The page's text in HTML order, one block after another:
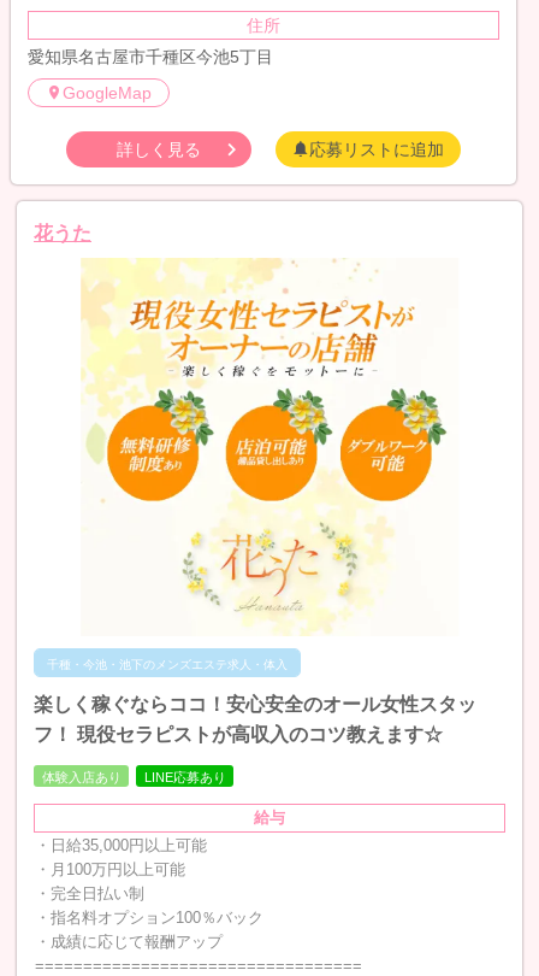
住所
愛知県名古屋市千種区今池5丁目
GoogleMap
詳しく見る 応募リストに追加
花うた
千種・今池・池下のメンズエステ求人・体入
楽しく稼ぐならココ！安心安全のオール女性スタッ
フ！ 現役セラピストが高収入のコツ教えます☆
体験入店あり LINE応募あり
給与
・日給35,000円以上可能
・月100万円以上可能
・完全日払い制
・指名料オプション100％バック
・成績に応じて報酬アップ
==================================